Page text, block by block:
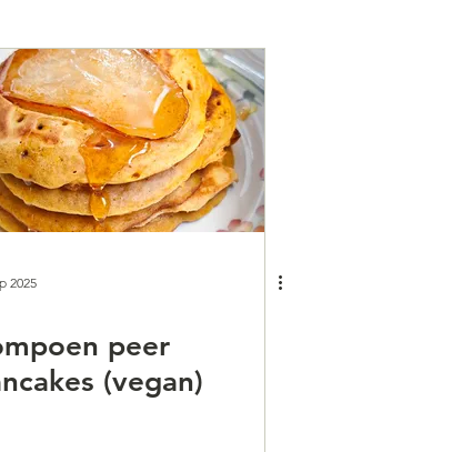
Salades Aziatisch
2025
peer
(vegan)